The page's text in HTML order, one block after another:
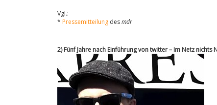
Vgl.:
* Pressemitteilung desmdr
2) Fünf Jahre nach Einführung von twitter – Im Netz nichts